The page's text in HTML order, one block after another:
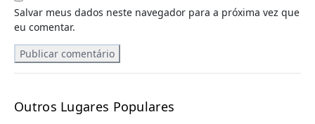
Salvar meus dados neste navegador para a próxima vez que
eu comentar.
Outros Lugares Populares